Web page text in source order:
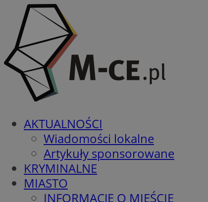
AKTUALNOŚCI
Wiadomości lokalne
Artykuły sponsorowane
KRYMINALNE
MIASTO
INFORMACJE O MIEŚCIE